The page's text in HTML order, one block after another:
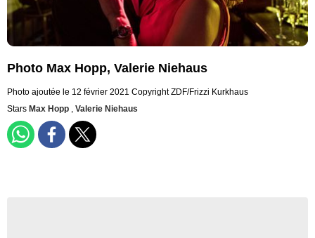
Photo Max Hopp, Valerie Niehaus
Photo ajoutée le 12 février 2021 Copyright ZDF/Frizzi Kurkhaus
Stars Max Hopp , Valerie Niehaus